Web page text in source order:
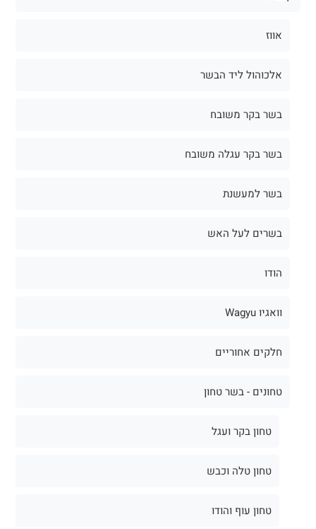
אווז
אלכוהול ליד הבשר
בשר בקר משובח
בשר בקר עגלה משובח
בשר למעשנת
בשרים לעל האש
הודו
וואגיו Wagyu
חלקים אחוריים
טחונים - בשר טחון
טחון בקר ועגל
טחון טלה וכבש
טחון עוף והודו